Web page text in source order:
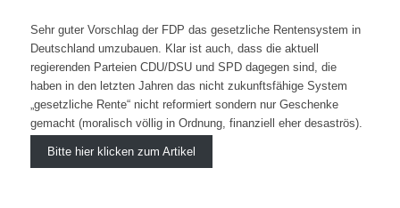
Sehr guter Vorschlag der FDP das gesetzliche Rentensystem in
Deutschland umzubauen. Klar ist auch, dass die aktuell
regierenden Parteien CDU/DSU und SPD dagegen sind, die
haben in den letzten Jahren das nicht zukunftsfähige System
„gesetzliche Rente“ nicht reformiert sondern nur Geschenke
gemacht (moralisch völlig in Ordnung, finanziell eher desaströs).
Bitte hier klicken zum Artikel